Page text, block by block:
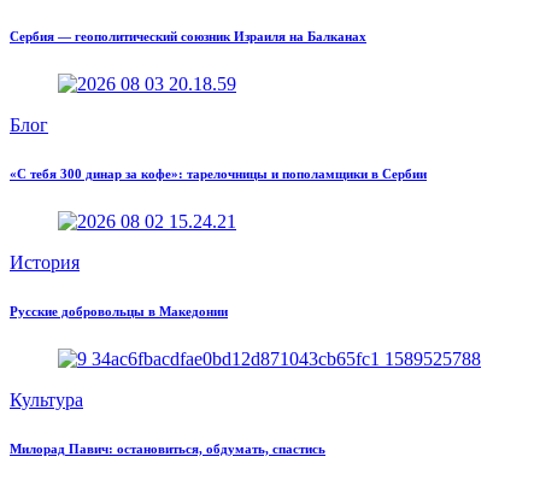
Сербия — геополитический союзник Израиля на Балканах
Блог
«С тебя 300 динар за кофе»: тарелочницы и пополамщики в Сербии
История
Русские добровольцы в Македонии
Культура
Милорад Павич: остановиться, обдумать, спастись